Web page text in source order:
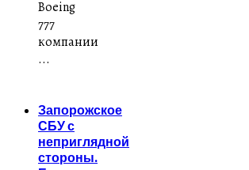
Boeing
777
компании
...
Запорожское
СБУ с
неприглядной
стороны.